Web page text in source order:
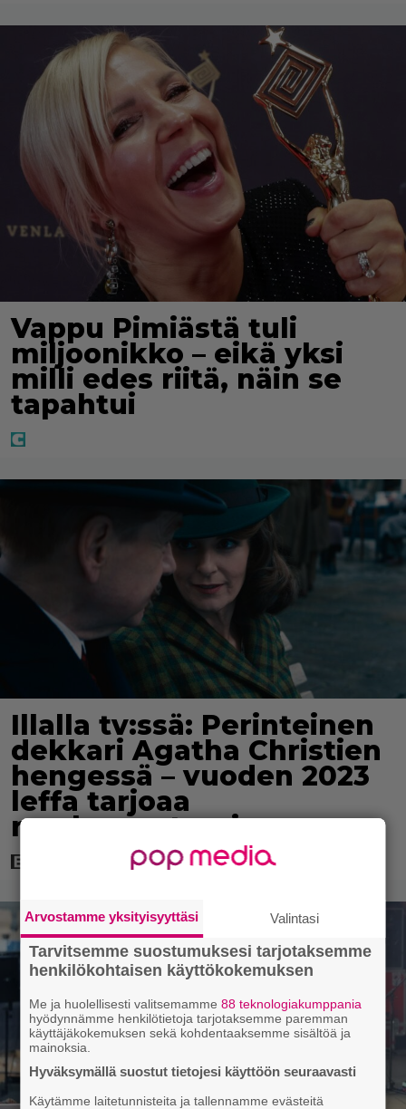
Vappu Pimiästä tuli
miljoonikko – eikä yksi
milli edes riitä, näin se
tapahtui
Illalla tv:ssä: Perinteinen
dekkari Agatha Christien
hengessä – vuoden 2023
leffa tarjoaa
murhamysteerin
Arvostamme yksityisyyttäsi Valintasi
Tarvitsemme suostumuksesi tarjotaksemme
henkilökohtaisen käyttökokemuksen
Me ja huolellisesti valitsemamme88 teknologiakumppania
hyödynnämme henkilötietoja tarjotaksemme paremman
käyttäjäkokemuksen sekä kohdentaaksemme sisältöä ja
mainoksia.
Hyväksymällä suostut tietojesi käyttöön seuraavasti
Käytämme laitetunnisteita ja tallennamme evästeitä